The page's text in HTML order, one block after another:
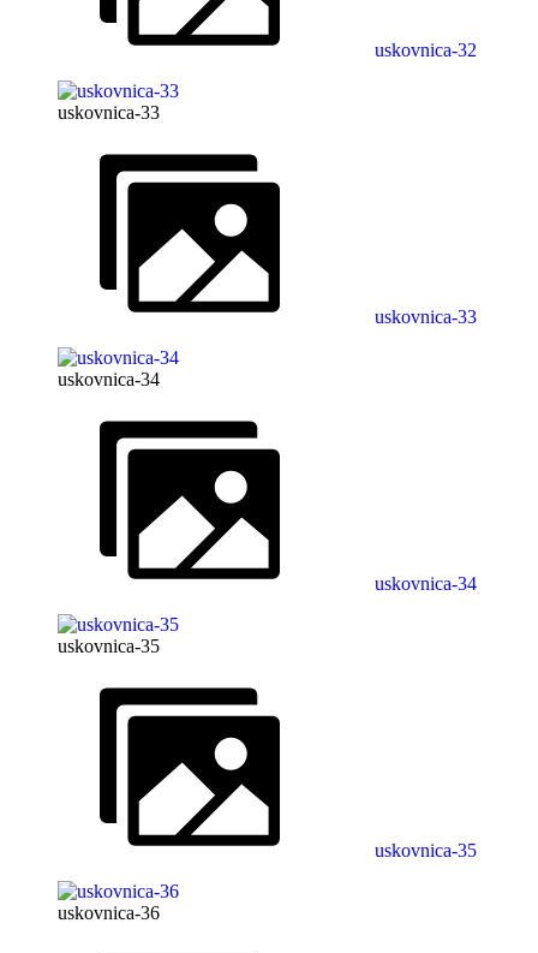
uskovnica-32
uskovnica-33
uskovnica-33
uskovnica-34
uskovnica-34
uskovnica-35
uskovnica-35
uskovnica-36